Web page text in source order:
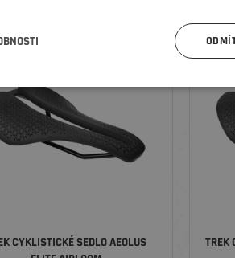
CYKLISTICKÉ SEDLO AEOLUS
TREK